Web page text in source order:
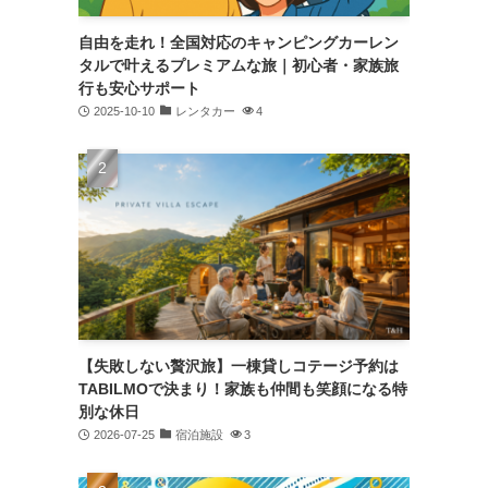
自由を走れ！全国対応のキャンピングカーレン
タルで叶えるプレミアムな旅｜初心者・家族旅
行も安心サポート
2025-10-10 レンタカー 4
【失敗しない贅沢旅】一棟貸しコテージ予約は
TABILMOで決まり！家族も仲間も笑顔になる特
別な休日
2026-07-25 宿泊施設 3